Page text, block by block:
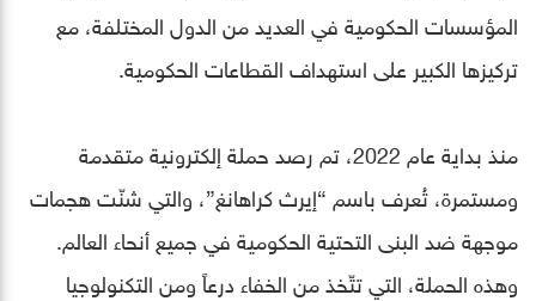
المؤسسات الحكومية في العديد من الدول المختلفة، مع
تركيزها الكبير على استهداف القطاعات الحكومية.
منذ بداية عام 2022، تم رصد حملة إلكترونية متقدمة
ومستمرة، تُعرف باسم “إيرث كراهانغ”، والتي شنّت هجمات
موجهة ضد البنى التحتية الحكومية في جميع أنحاء العالم.
وهذه الحملة، التي تتّخذ من الخفاء درعاً ومن التكنولوجيا